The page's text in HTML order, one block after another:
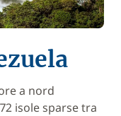
a nord
isole sparse tra